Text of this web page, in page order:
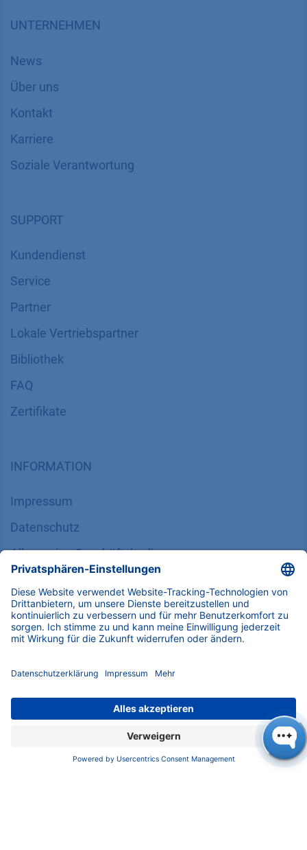
UNTERNEHMEN
News
Über uns
Kontakt
Karriere
SUPPORT
Kundendienst
Service
Partner
Lokale Vertriebspartner
Bibliothek
FAQ
INFORMATION
Impressum
Datenschutz
​​​​​​​​​​​​​​​​​Allgemeine Geschäftsbedingungen
KONTAKT
KNAUER
Wissenschaftliche Geräte GmbH, Hegauer Weg 38,
14163 Berlin, Germany
​​​​​​​​​​​​​​i​n​f​o​@​k​n​a​u​e​r​.​n​e​t